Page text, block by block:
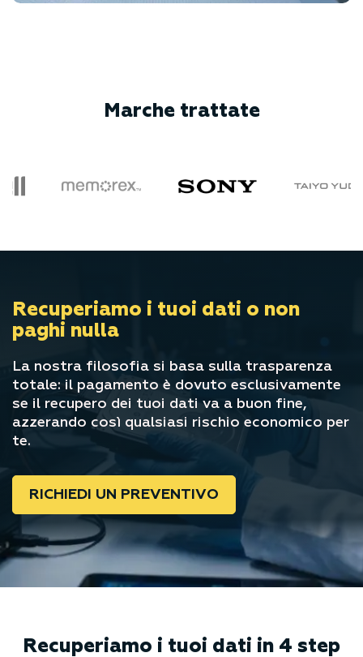
Marche trattate
Recuperiamo i tuoi dati o non
paghi nulla
La nostra filosofia si basa sulla trasparenza
totale: il pagamento è dovuto esclusivamente
se il recupero dei tuoi dati va a buon fine,
azzerando così qualsiasi rischio economico per
te.
RICHIEDI UN PREVENTIVO
Recuperiamo i tuoi dati in 4 step